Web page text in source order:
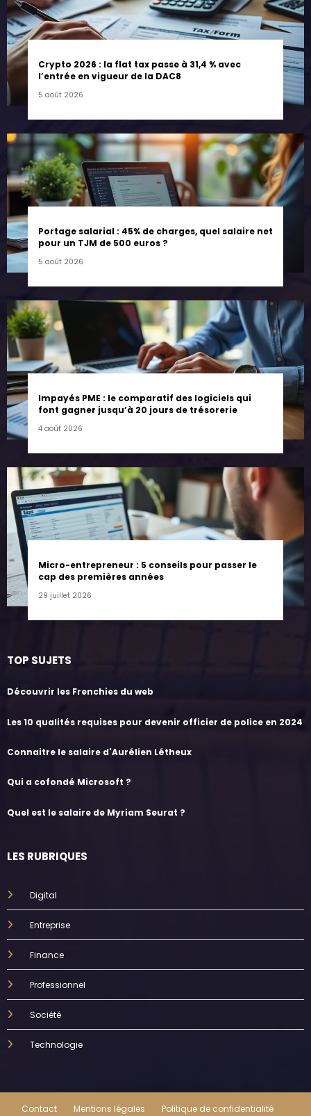
Crypto 2026 : la flat tax passe à 31,4 % avec
l’entrée en vigueur de la DAC8
5 août 2026
Portage salarial : 45% de charges, quel salaire net
pour un TJM de 500 euros ?
5 août 2026
Impayés PME : le comparatif des logiciels qui
font gagner jusqu’à 20 jours de trésorerie
4 août 2026
Micro-entrepreneur : 5 conseils pour passer le
cap des premières années
29 juillet 2026
TOP SUJETS
Découvrir les Frenchies du web
Les 10 qualités requises pour devenir officier de police en 2024
Connaitre le salaire d'Aurélien Létheux
Qui a cofondé Microsoft ?
Quel est le salaire de Myriam Seurat ?
LES RUBRIQUES
Digital
Entreprise
Finance
Professionnel
Société
Technologie
Contact Mentions légales Politique de confidentialité